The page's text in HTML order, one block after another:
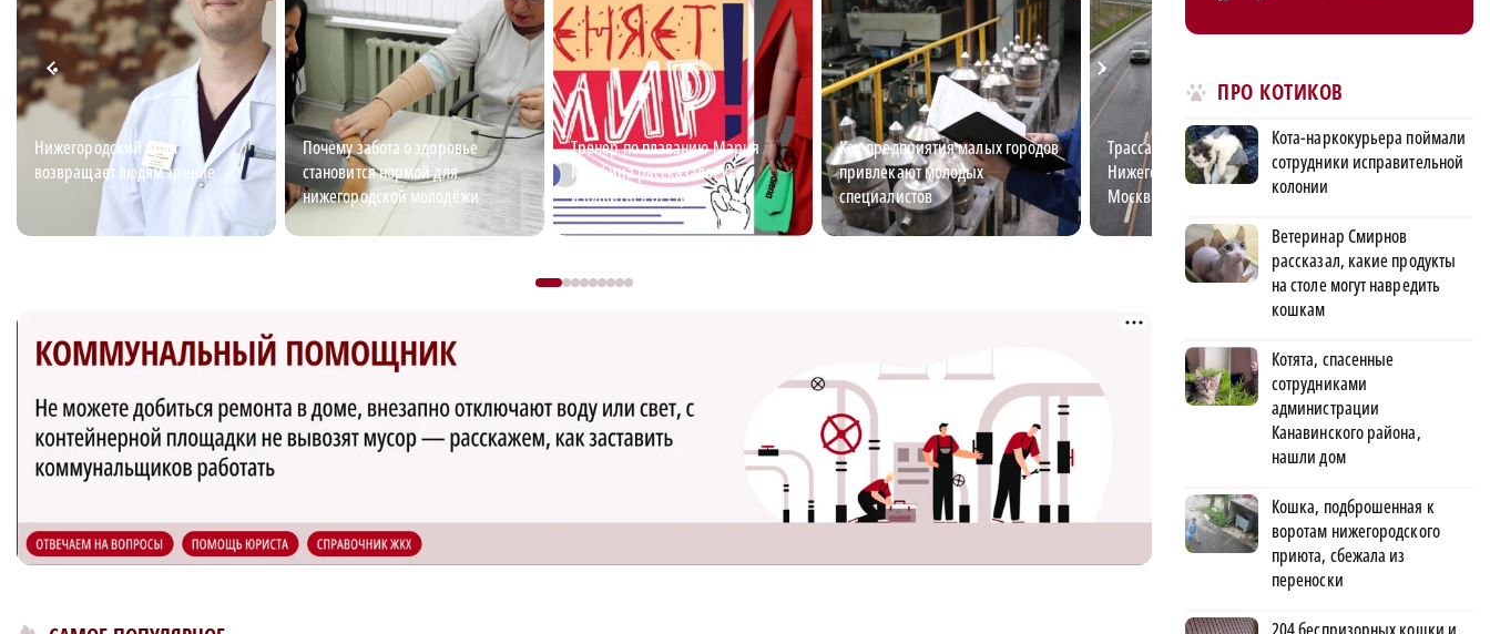
Нижегородский врач
возвращает людям зрение
Почему забота о здоровье
становится нормой для
нижегородской молодёжи
Тренер по плаванию Мария
Кулябина рассказала, как
избавиться от страха воды
Как предприятия малых городов
привлекают молодых
специалистов
Трасса М‑12: как доехать из
Нижегородской области до
Москвы за 3,5 часа
Госслужба для
перспективы и
ПРО КОТИКОВ
Кота-наркокурьера поймали
сотрудники исправительной
колонии
Ветеринар Смирнов
рассказал, какие продукты
на столе могут навредить
кошкам
Котята, спасенные
сотрудниками
администрации
Канавинского района,
нашли дом
Кошка, подброшенная к
воротам нижегородского
приюта, сбежала из
переноски